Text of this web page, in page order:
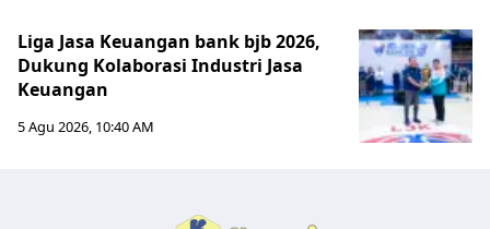
Liga Jasa Keuangan bank bjb 2026,
Dukung Kolaborasi Industri Jasa
Keuangan
5 Agu 2026, 10:40 AM